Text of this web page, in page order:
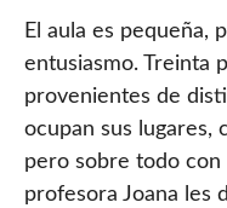
El aula es pequeña,
entusiasmo. Treinta
provenientes de
ocupan sus lugares,
pero sobre todo con
profesora Joana les